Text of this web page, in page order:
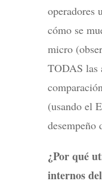
operadores
cómo se
micro
TODAS las
(usando el
desempeño
¿Por qué
internos